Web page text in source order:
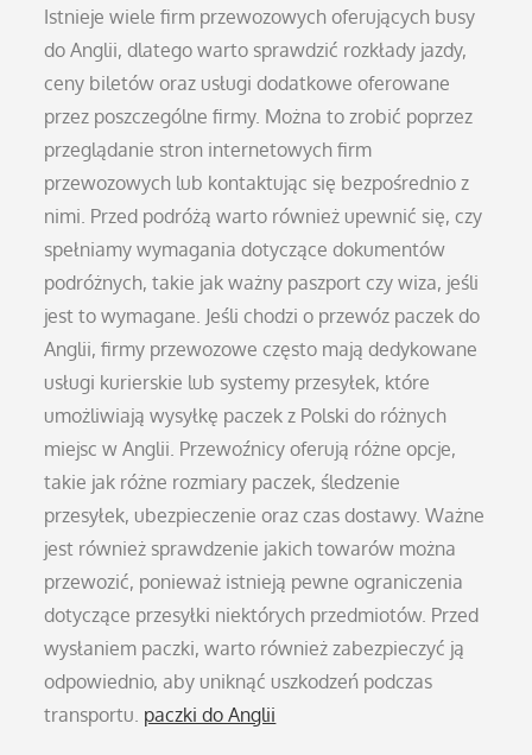
Istnieje wiele firm przewozowych oferujących busy
do Anglii, dlatego warto sprawdzić rozkłady jazdy,
ceny biletów oraz usługi dodatkowe oferowane
przez poszczególne firmy. Można to zrobić poprzez
przeglądanie stron internetowych firm
przewozowych lub kontaktując się bezpośrednio z
nimi. Przed podróżą warto również upewnić się, czy
spełniamy wymagania dotyczące dokumentów
podróżnych, takie jak ważny paszport czy wiza, jeśli
jest to wymagane. Jeśli chodzi o przewóz paczek do
Anglii, firmy przewozowe często mają dedykowane
usługi kurierskie lub systemy przesyłek, które
umożliwiają wysyłkę paczek z Polski do różnych
miejsc w Anglii. Przewoźnicy oferują różne opcje,
takie jak różne rozmiary paczek, śledzenie
przesyłek, ubezpieczenie oraz czas dostawy. Ważne
jest również sprawdzenie jakich towarów można
przewozić, ponieważ istnieją pewne ograniczenia
dotyczące przesyłki niektórych przedmiotów. Przed
wysłaniem paczki, warto również zabezpieczyć ją
odpowiednio, aby uniknąć uszkodzeń podczas
transportu. paczki do Anglii